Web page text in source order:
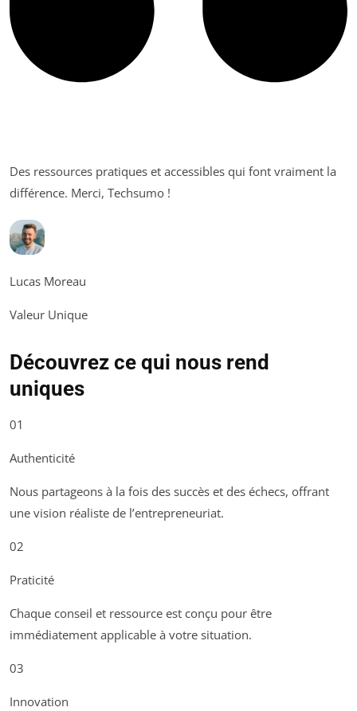
Des ressources pratiques et accessibles qui font vraiment la
différence. Merci, Techsumo !
Lucas Moreau
Valeur Unique
Découvrez ce qui nous rend
uniques
01
Authenticité
Nous partageons à la fois des succès et des échecs, offrant
une vision réaliste de l’entrepreneuriat.
02
Praticité
Chaque conseil et ressource est conçu pour être
immédiatement applicable à votre situation.
03
Innovation